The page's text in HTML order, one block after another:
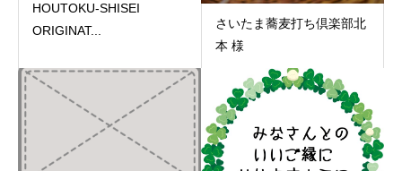
HOUTOKU-SHISEI
ORIGINAT...
さいたま蕎麦打ち倶楽部北
本 様